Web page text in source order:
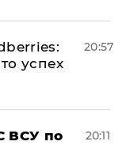
успех
20:57
ВСУ по
20:11